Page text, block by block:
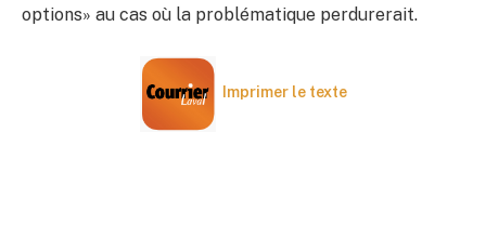
options» au cas où la problématique perdurerait.
Imprimer le texte